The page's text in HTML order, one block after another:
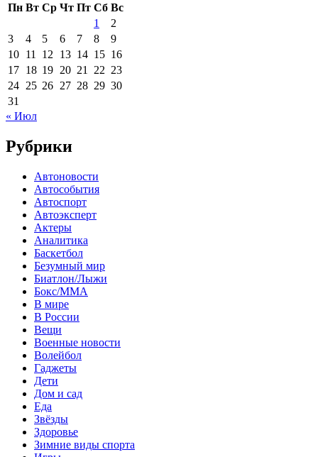
Пн Вт Ср Чт Пт Сб Вс
1
2
3
4 5 6 7 8
9
10 11 12 13 14 15 16
17 18 19 20 21 22 23
24 25 26 27 28 29 30
31
« Июл
Рубрики
Автоновости
Автособытия
Автоспорт
Автоэксперт
Актеры
Аналитика
Баскетбол
Безумный мир
Биатлон/Лыжи
Бокс/MMA
В мире
В России
Вещи
Военные новости
Волейбол
Гаджеты
Дети
Дом и сад
Еда
Звёзды
Здоровье
Зимние виды спорта